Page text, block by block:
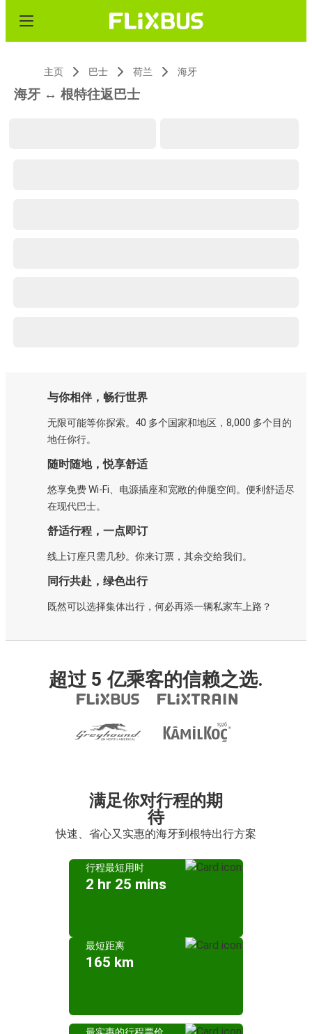
主页 巴士 荷兰 海牙
海牙 ↔ 根特往返巴士
与你相伴，畅行世界
无限可能等你探索。40 多个国家和地区，8,000 多个目的
地任你行。
随时随地，悦享舒适
悠享免费 Wi-Fi、电源插座和宽敞的伸腿空间。便利舒适尽
在现代巴士。
舒适行程，一点即订
线上订座只需几秒。你来订票，其余交给我们。
同行共赴，绿色出行
既然可以选择集体出行，何必再添一辆私家车上路？
超过 5 亿乘客的信赖之选.
满足你对行程的期
待
快速、省心又实惠的海牙到根特出行方案
行程最短用时
2 hr 25 mins
最短距离
165 km